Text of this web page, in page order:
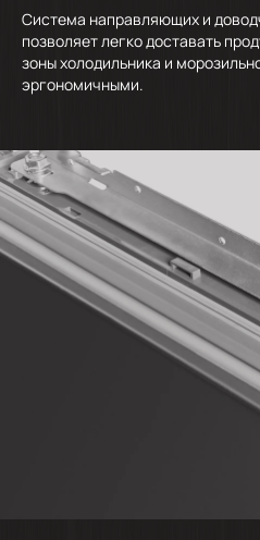
Система направляющих и
позволяет легко доставать
зоны холодильника и
эргономичными.